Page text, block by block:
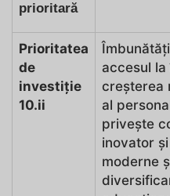
prioritară
Prioritatea
de
investiție
10.ii
accesul
creșterea
al
privește
inovator
moderne